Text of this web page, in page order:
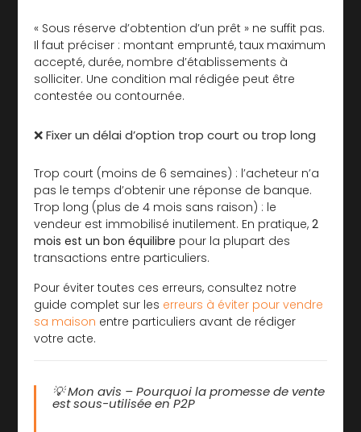
« Sous réserve d’obtention d’un prêt » ne suffit pas.
Il faut préciser : montant emprunté, taux maximum
accepté, durée, nombre d’établissements à
solliciter. Une condition mal rédigée peut être
contestée ou contournée.
❌ Fixer un délai d’option trop court ou trop long
Trop court (moins de 6 semaines) : l’acheteur n’a
pas le temps d’obtenir une réponse de banque.
Trop long (plus de 4 mois sans raison) : le
vendeur est immobilisé inutilement. En pratique,2
mois est un bon équilibre pour la plupart des
transactions entre particuliers.
Pour éviter toutes ces erreurs, consultez notre
guide complet sur les erreurs à éviter pour vendre
sa maison entre particuliers avant de rédiger
votre acte.
💡 Mon avis – Pourquoi la promesse de vente
est sous-utilisée en P2P